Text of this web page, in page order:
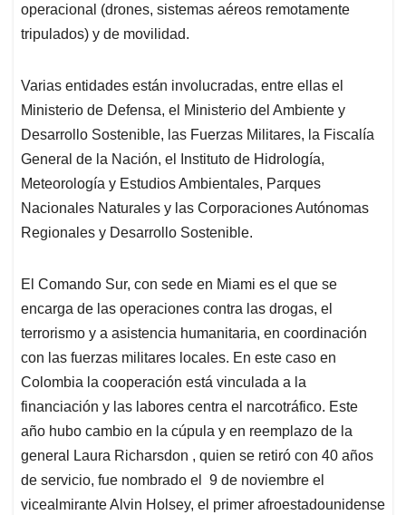
operacional (drones, sistemas aéreos remotamente
tripulados) y de movilidad.
Varias entidades están involucradas, entre ellas el
Ministerio de Defensa, el Ministerio del Ambiente y
Desarrollo Sostenible, las Fuerzas Militares, la Fiscalía
General de la Nación, el Instituto de Hidrología,
Meteorología y Estudios Ambientales, Parques
Nacionales Naturales y las Corporaciones Autónomas
Regionales y Desarrollo Sostenible.
El Comando Sur, con sede en Miami es el que se
encarga de las operaciones contra las drogas, el
terrorismo y a asistencia humanitaria, en coordinación
con las fuerzas militares locales. En este caso en
Colombia la cooperación está vinculada a la
financiación y las labores centra el narcotráfico. Este
año hubo cambio en la cúpula y en reemplazo de la
general Laura Richarsdon , quien se retiró con 40 años
de servicio, fue nombrado el 9 de noviembre el
vicealmirante Alvin Holsey, el primer afroestadounidense